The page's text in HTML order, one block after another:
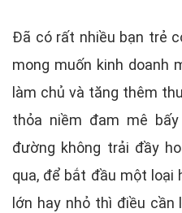
Đã có rất nhiều bạn trẻ
mong muốn kinh doanh
làm chủ và tăng thêm
thỏa niềm đam mê
đường không trải đầy
qua, để bắt đầu một loại
lớn hay nhỏ thì điều